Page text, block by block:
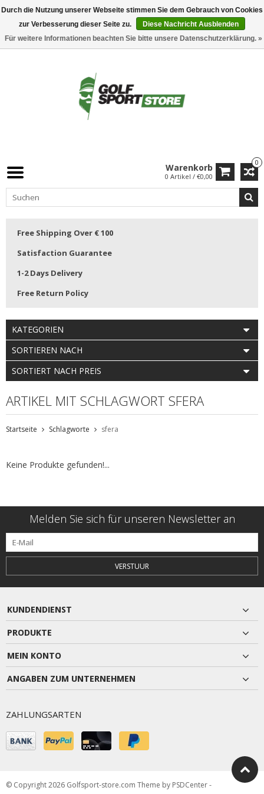
0
Warenkorb
0 Artikel / €0,00
Free Shipping Over € 100
Satisfaction Guarantee
1-2 Days Delivery
Free Return Policy
KATEGORIEN
SORTIEREN NACH
SORTIERT NACH PREIS
ARTIKEL MIT SCHLAGWORT SFERA
Startseite Schlagworte sfera
Keine Produkte gefunden!...
Melden Sie sich für unseren Newsletter an
VERSTUUR
KUNDENDIENST
PRODUKTE
MEIN KONTO
ANGABEN ZUM UNTERNEHMEN
ZAHLUNGSARTEN
© Copyright 2026 Golfsport-store.com Theme by PSDCenter-
Durch die Nutzung unserer Webseite stimmen Sie dem Gebrauch von Cookies
zur Verbesserung dieser Seite zu.
Diese Nachricht Ausblenden
Für weitere Informationen beachten Sie bitte unsere Datenschutzerklärung. »